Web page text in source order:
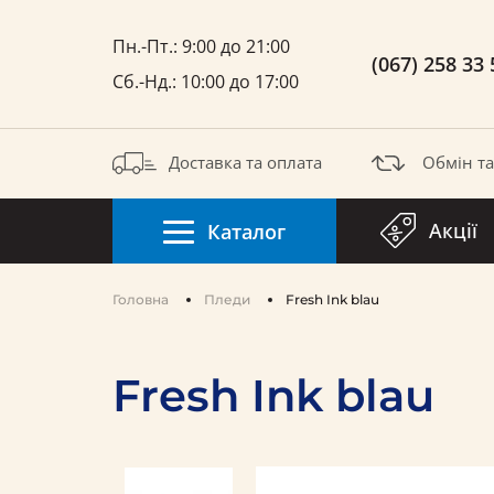
Пн.-Пт.: 9:00 до 21:00
Сб.-Нд.: 10:00 до 17:00
(067) 258 33
Доставка та оплата Обмін
Каталог Акції
Головна Пледи Fresh Ink blau
Fresh Ink blau